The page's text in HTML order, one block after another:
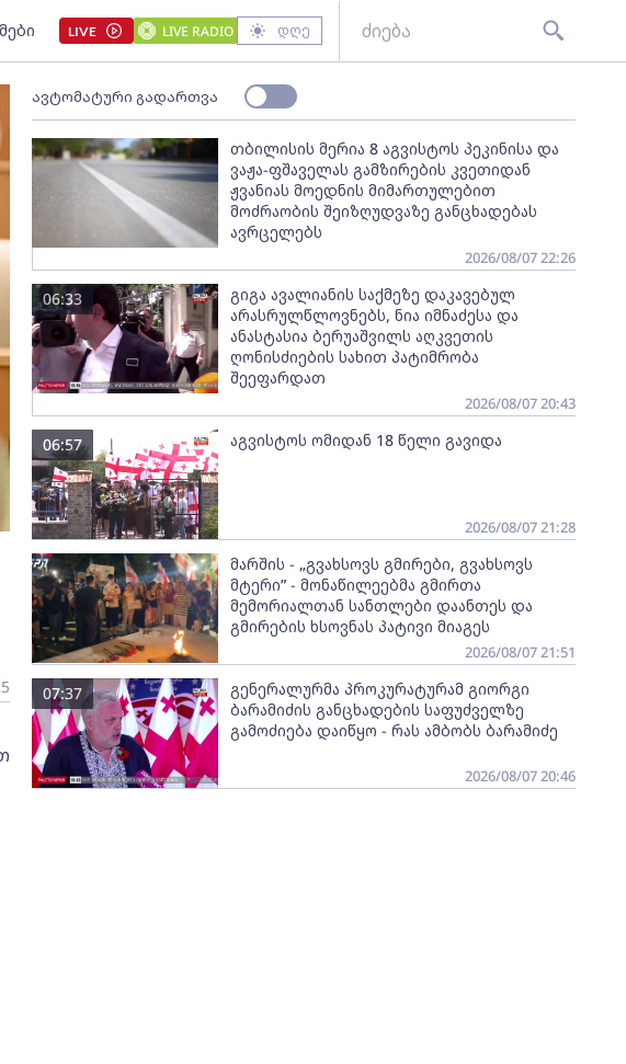
LIVE LIVE RADIO დღე
ავტომატური გადართვა
თბილისის მერია 8 აგვისტოს პეკინისა და
ვაჟა-ფშაველას გამზირების კვეთიდან
ჟვანიას მოედნის მიმართულებით
მოძრაობის შეიზღუდვაზე განცხადებას
ავრცელებს
2026/08/07 22:26
გიგა ავალიანის საქმეზე დაკავებულ
არასრულწლოვნებს, ნია იმნაძესა და
ანასტასია ბერუაშვილს აღკვეთის
ღონისძიების სახით პატიმრობა
შეეფარდათ
06:33
2026/08/07 20:43
აგვისტოს ომიდან 18 წელი გავიდა
06:57
2026/08/07 21:28
მარშის - „გვახსოვს გმირები, გვახსოვს
მტერი” - მონაწილეებმა გმირთა
მემორიალთან სანთლები დაანთეს და
გმირების ხსოვნას პატივი მიაგეს
2026/08/07 21:51
გენერალურმა პროკურატურამ გიორგი
ბარამიძის განცხადების საფუძველზე
გამოძიება დაიწყო - რას ამბობს ბარამიძე
07:37
2026/08/07 20:46